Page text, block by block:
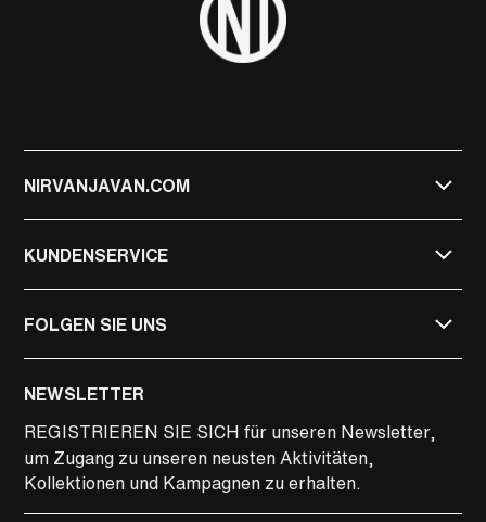
NIRVANJAVAN.COM
KUNDENSERVICE
FOLGEN SIE UNS
NIRVAN JAVAN PRIVATE
LINKEDIN
NEWSLETTER
REGISTRIEREN SIE SICH für unseren Newsletter,
um Zugang zu unseren neusten Aktivitäten,
Kollektionen und Kampagnen zu erhalten.